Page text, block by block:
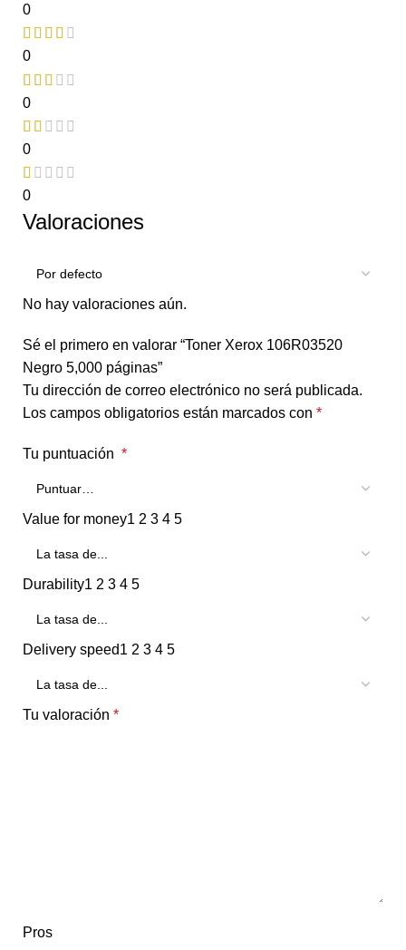
0
0
0
0
0
Valoraciones
No hay valoraciones aún.
Sé el primero en valorar “Toner Xerox 106R03520
Negro 5,000 páginas”
Tu dirección de correo electrónico no será publicada.
Los campos obligatorios están marcados con *
Tu puntuación *
Value for money1 2 3 4 5
Durability1 2 3 4 5
Delivery speed1 2 3 4 5
Tu valoración *
Pros